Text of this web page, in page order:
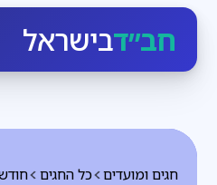
חב״דבישראל
כל החגים חגים ומועדים